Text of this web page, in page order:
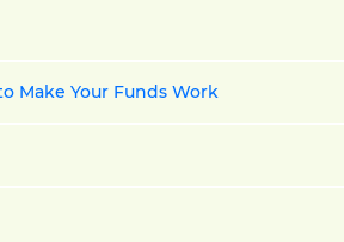
Make Your Funds Work